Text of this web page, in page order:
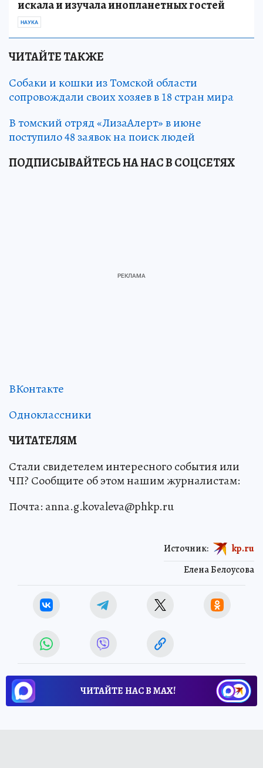
искала и изучала инопланетных гостей
НАУКА
ЧИТАЙТЕ ТАКЖЕ
Собаки и кошки из Томской области
сопровождали своих хозяев в 18 стран мира
В томский отряд «ЛизаАлерт» в июне
поступило 48 заявок на поиск людей
ПОДПИСЫВАЙТЕСЬ НА НАС В СОЦСЕТЯХ
ВКонтакте
Одноклассники
ЧИТАТЕЛЯМ
Стали свидетелем интересного события или
ЧП? Сообщите об этом нашим журналистам:
Почта: anna.g.kovaleva@phkp.ru
Елена Белоусова
Источник: kp.ru
ЧИТАЙТЕ НАС В МАХ!